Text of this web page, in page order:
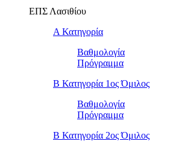
ΕΠΣ Λασιθίου
Α Κατηγορία
Βαθμολογία
Πρόγραμμα
Β Κατηγορία 1ος Όμιλος
Βαθμολογία
Πρόγραμμα
Β Κατηγορία 2ος Όμιλος